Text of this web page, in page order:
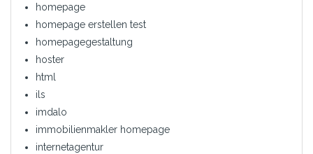
homepage
homepage erstellen test
homepagegestaltung
hoster
html
ils
imdalo
immobilienmakler homepage
internetagentur